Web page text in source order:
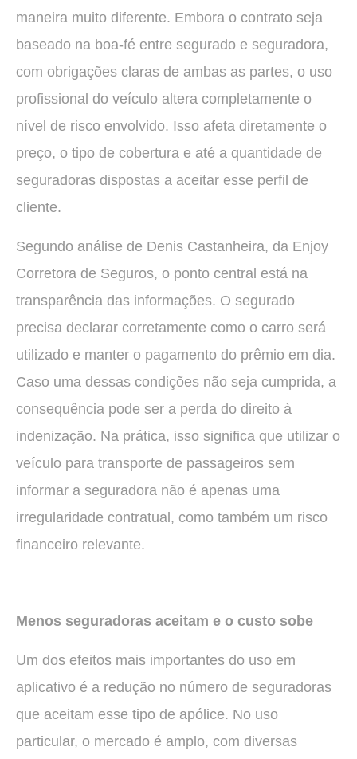
maneira muito diferente. Embora o contrato seja
baseado na boa-fé entre segurado e seguradora,
com obrigações claras de ambas as partes, o uso
profissional do veículo altera completamente o
nível de risco envolvido. Isso afeta diretamente o
preço, o tipo de cobertura e até a quantidade de
seguradoras dispostas a aceitar esse perfil de
cliente.
Segundo análise de Denis Castanheira, da Enjoy
Corretora de Seguros, o ponto central está na
transparência das informações. O segurado
precisa declarar corretamente como o carro será
utilizado e manter o pagamento do prêmio em dia.
Caso uma dessas condições não seja cumprida, a
consequência pode ser a perda do direito à
indenização. Na prática, isso significa que utilizar o
veículo para transporte de passageiros sem
informar a seguradora não é apenas uma
irregularidade contratual, como também um risco
financeiro relevante.
Menos seguradoras aceitam e o custo sobe
Um dos efeitos mais importantes do uso em
aplicativo é a redução no número de seguradoras
que aceitam esse tipo de apólice. No uso
particular, o mercado é amplo, com diversas